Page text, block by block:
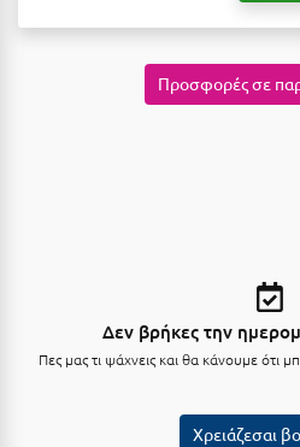
Προσφορές σε
Δεν βρήκες την
Πες μας τι ψάχνεις και θα κάνουμε ότι
Χρειάζεσαι